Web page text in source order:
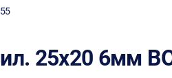
25х20 6мм